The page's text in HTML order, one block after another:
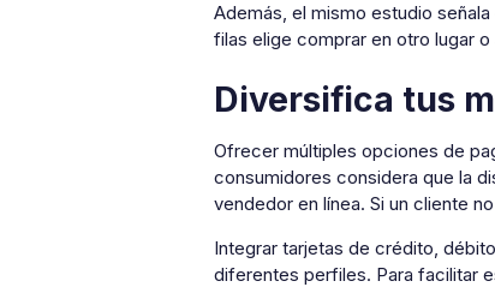
Además, el mismo estudio
filas elige comprar en otro lugar
Diversifica tus
Ofrecer múltiples opciones de
consumidores considera que la
vendedor en línea. Si un cliente
Integrar tarjetas de crédito,
diferentes perfiles. Para facilitar